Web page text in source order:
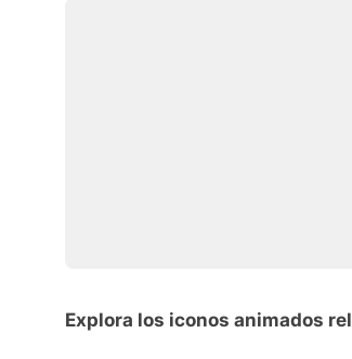
Explora los iconos animados